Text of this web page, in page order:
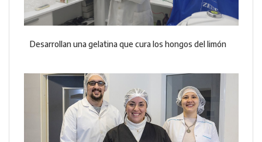
Desarrollan una gelatina que cura los hongos del limón